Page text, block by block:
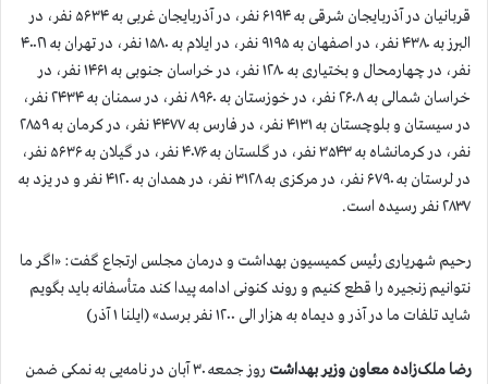
قربانیان در آذربایجان شرقی به ۶۱۹۴ نفر، در آذربایجان غربی به ۵۶۳۴ نفر، در
البرز به ۴۳۸۰ نفر، در اصفهان به ۹۱۹۵ نفر، در ایلام به ۱۵۸۰ نفر، در تهران به ۴۰۰۲۱
نفر، در چهارمحال و بختیاری به ۱۲۸۰ نفر، در خراسان جنوبی به ۱۴۶۱ نفر، در
خراسان شمالی به ۲۶۰۸ نفر، در خوزستان به ۸۹۶۰ نفر، در سمنان به ۲۴۳۴ نفر،
در سیستان و بلوچستان به ۴۱۳۱ نفر، در فارس به ۴۴۷۷ نفر، در کرمان به ۲۸۵۹
نفر، در کرمانشاه به ۳۵۴۳ نفر، در گلستان به ۴۰۷۶ نفر، در گیلان به ۵۶۳۶ نفر،
در لرستان به ۶۷۹۰ نفر، در مرکزی به ۳۱۲۸ نفر، در همدان به ۴۱۲۰ نفر و در یزد به
۲۸۳۷ نفر رسیده است.
رحیم شهریاری رئیس کمیسیون بهداشت و درمان مجلس ارتجاع گفت: «اگر ما
نتوانیم زنجیره را قطع کنیم و روند کنونی ادامه پیدا کند متأسفانه باید بگویم
شاید تلفات ما در آذر و دیماه به هزار الی ۱۲۰۰ نفر برسد» (ایلنا ۱ آذر)
رضا ملک‌زاده معاون وزیر بهداشت
روز جمعه ۳۰ آبان در نامه‌یی به نمکی ضمن